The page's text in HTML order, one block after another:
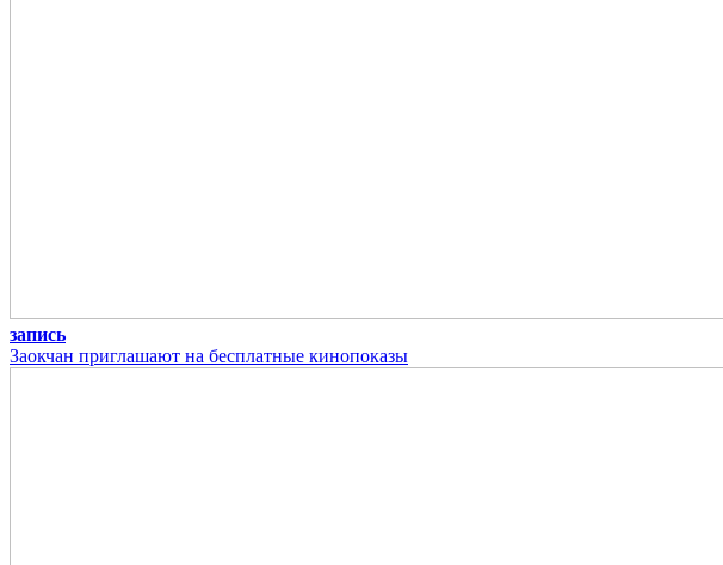
запись
Заокчан приглашают на бесплатные кинопоказы